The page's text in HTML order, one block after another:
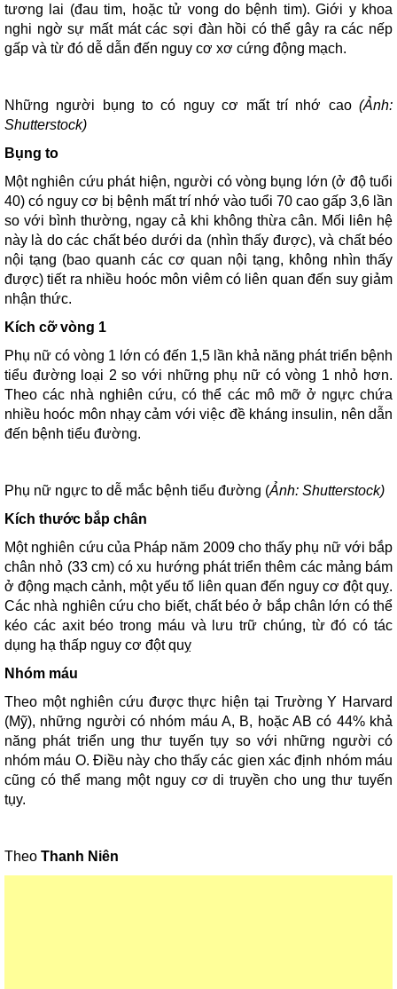
tương lai (đau tim, hoặc tử vong do bệnh tim). Giới y khoa
nghi ngờ sự mất mát các sợi đàn hồi có thể gây ra các nếp
gấp và từ đó dễ dẫn đến nguy cơ xơ cứng động mạch.
Những người bụng to có nguy cơ mất trí nhớ cao (Ảnh:
Shutterstock)
Bụng to
Một nghiên cứu phát hiện, người có vòng bụng lớn (ở độ tuổi
40) có nguy cơ bị bệnh mất trí nhớ vào tuổi 70 cao gấp 3,6 lần
so với bình thường, ngay cả khi không thừa cân. Mối liên hệ
này là do các chất béo dưới da (nhìn thấy được), và chất béo
nội tạng (bao quanh các cơ quan nội tạng, không nhìn thấy
được) tiết ra nhiều hoóc môn viêm có liên quan đến suy giảm
nhận thức.
Kích cỡ vòng 1
Phụ nữ có vòng 1 lớn có đến 1,5 lần khả năng phát triển bệnh
tiểu đường loại 2 so với những phụ nữ có vòng 1 nhỏ hơn.
Theo các nhà nghiên cứu, có thể các mô mỡ ở ngực chứa
nhiều hoóc môn nhạy cảm với việc đề kháng insulin, nên dẫn
đến bệnh tiểu đường.
Phụ nữ ngực to dễ mắc bệnh tiểu đường (Ảnh: Shutterstock)
Kích thước bắp chân
Một nghiên cứu của Pháp năm 2009 cho thấy phụ nữ với bắp
chân nhỏ (33 cm) có xu hướng phát triển thêm các mảng bám
ở động mạch cảnh, một yếu tố liên quan đến nguy cơ đột quỵ.
Các nhà nghiên cứu cho biết, chất béo ở bắp chân lớn có thể
kéo các axit béo trong máu và lưu trữ chúng, từ đó có tác
dụng hạ thấp nguy cơ đột quỵ
Nhóm máu
Theo một nghiên cứu được thực hiện tại Trường Y Harvard
(Mỹ), những người có nhóm máu A, B, hoặc AB có 44% khả
năng phát triển ung thư tuyến tụy so với những người có
nhóm máu O. Điều này cho thấy các gien xác định nhóm máu
cũng có thể mang một nguy cơ di truyền cho ung thư tuyến
tụy.
Theo Thanh Niên